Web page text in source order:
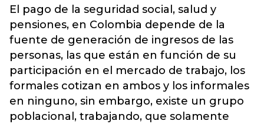
El pago de la seguridad social, salud y
pensiones, en Colombia depende de la
fuente de generación de ingresos de las
personas, las que están en función de su
participación en el mercado de trabajo, los
formales cotizan en ambos y los informales
en ninguno, sin embargo, existe un grupo
poblacional, trabajando, que solamente